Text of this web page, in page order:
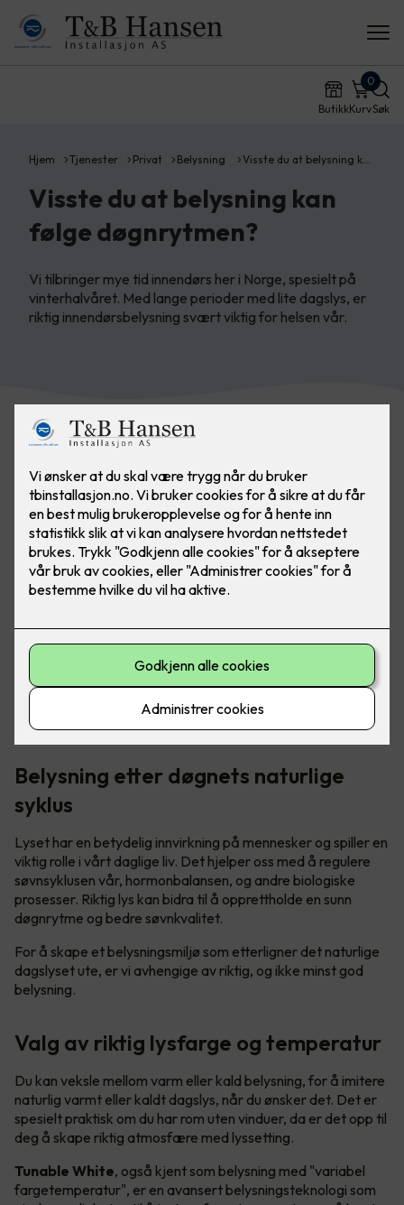
ButikkKurv
0
Søk
Hjem Tjenester Privat Belysning Visste du at belysning k…
Visste du at belysning kan
følge døgnrytmen?
Vi tilbringer mye tid innendørs her i Norge, spesielt på
vinterhalvåret. Med lange perioder med lite dagslys, er
riktig innendørsbelysning svært viktig for helsen vår.
I norden har vi veldig varierende lysmengde - fra "polar
natt" til midnattssol. Det er her riktig belysning blir så
viktig, for å opprettholde riktig døgnrytme.
Belysning etter døgnets naturlige
syklus
Lyset har en betydelig innvirkning på mennesker og spiller en
viktig rolle i vårt daglige liv. Det hjelper oss med å regulere
søvnsyklusen vår, hormonbalansen, og andre biologiske
prosesser. Riktig lys kan bidra til å opprettholde en sunn
døgnrytme og bedre søvnkvalitet.
For å skape et belysningsmiljø som etterligner det naturlige
dagslyset ute, er vi avhengige av riktig, og ikke minst god
belysning.
Valg av riktig lysfarge og temperatur
Du kan veksle mellom varm eller kald belysning, for å imitere
naturlig varmt eller kaldt dagslys, når du ønsker det. Det er
spesielt praktisk om du har rom uten vinduer, da er det opp til
deg å skape riktig atmosfære med lyssetting.
Tunable White, også kjent som belysning med "variabel
fargetemperatur", er en avansert belysningsteknologi som